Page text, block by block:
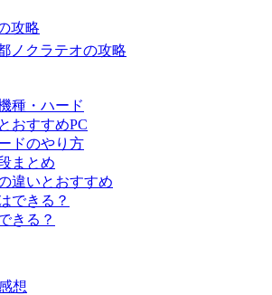
攻略
ノクラテオの攻略
種・ハード
おすすめPC
ドのやり方
まとめ
違いとおすすめ
できる？
きる？
想